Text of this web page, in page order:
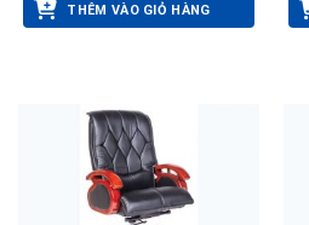
THÊM VÀO GIỎ HÀNG